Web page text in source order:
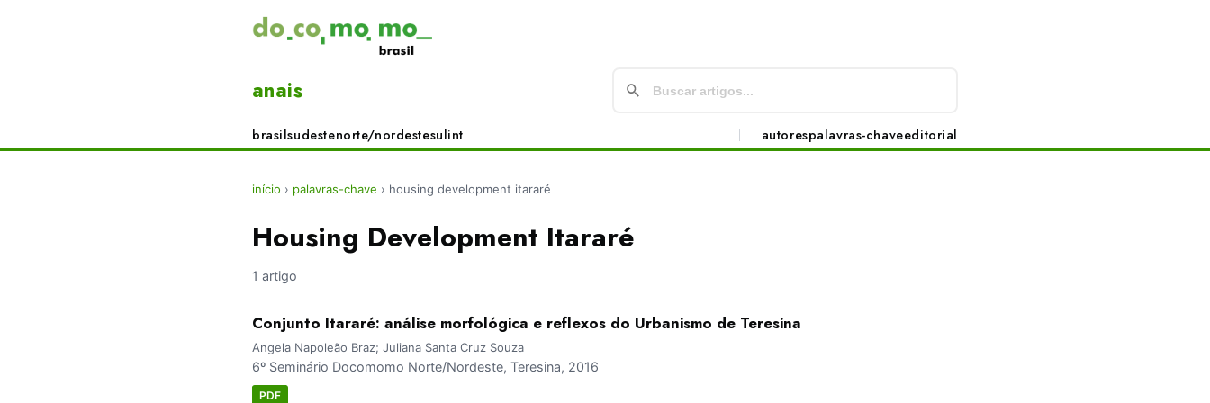
anais
brasilsudestenorte/nordestesulint autorespalavras-chaveeditorial
início › palavras-chave › housing development itararé
Housing Development Itararé
1 artigo
Conjunto Itararé: análise morfológica e reflexos do Urbanismo de Teresina
Angela Napoleão Braz; Juliana Santa Cruz Souza
6º Seminário Docomomo Norte/Nordeste, Teresina, 2016
PDF